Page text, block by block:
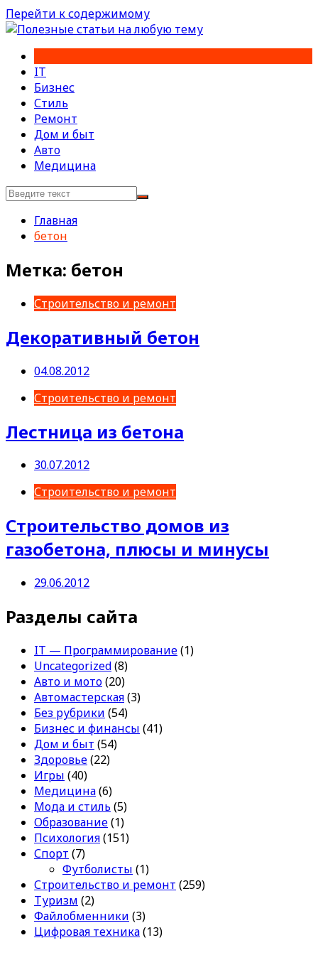
Перейти к содержимому
IT
Бизнес
Стиль
Ремонт
Дом и быт
Авто
Медицина
Главная
бетон
Метка: бетон
Строительство и ремонт
Декоративный бетон
04.08.2012
Строительство и ремонт
Лестница из бетона
30.07.2012
Строительство и ремонт
Строительство домов из
газобетона, плюсы и минусы
29.06.2012
Разделы сайта
IT — Программирование(1)
Uncategorized(8)
Авто и мото(20)
Автомастерская(3)
Без рубрики (54)
Бизнес и финансы (41)
Дом и быт (54)
Здоровье(22)
Игры (40)
Медицина(6)
Мода и стиль (5)
Образование(1)
Психология(151)
Спорт (7)
Футболисты (1)
Строительство и ремонт (259)
Туризм (2)
Файлобменники (3)
Цифровая техника(13)